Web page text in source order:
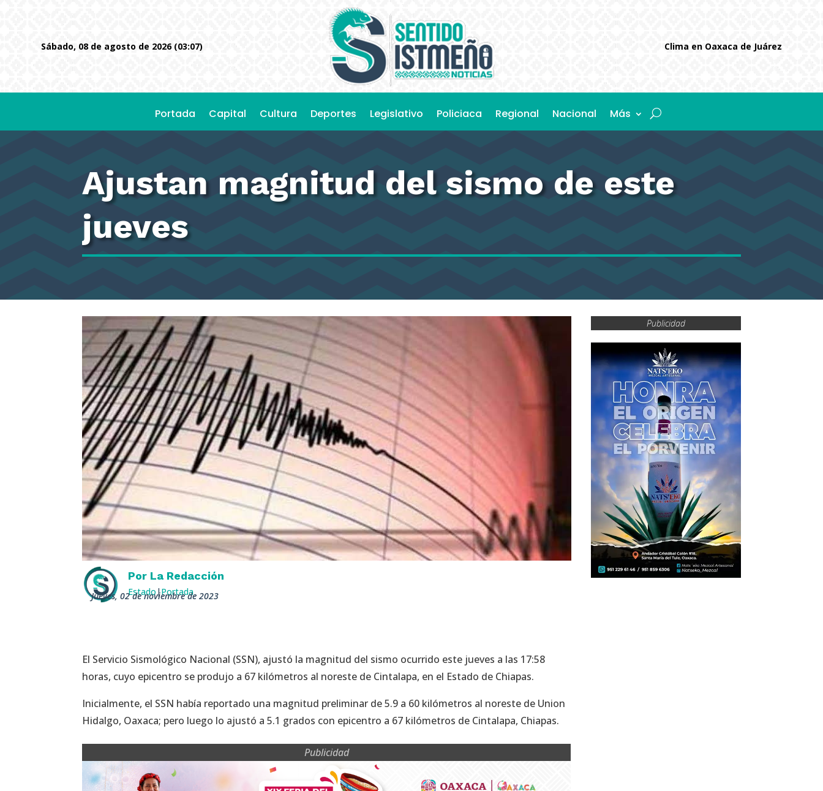
sábado, 08 de agosto de 2026 (03:07) Clima en Oaxaca de Juárez
Portada Capital Cultura Deportes Legislativo Policiaca Regional Nacional Más
Ajustan magnitud del sismo de este
jueves
Por La Redacción
Estado |Portada
jueves, 02 de noviembre de 2023
El Servicio Sismológico Nacional (SSN), ajustó la magnitud del sismo ocurrido este jueves a las 17:58
horas, cuyo epicentro se produjo a 67 kilómetros al noreste de Cintalapa, en el Estado de Chiapas.
Inicialmente, el SSN había reportado una magnitud preliminar de 5.9 a 60 kilómetros al noreste de Union
Hidalgo, Oaxaca; pero luego lo ajustó a 5.1 grados con epicentro a 67 kilómetros de Cintalapa, Chiapas.
Publicidad
Publicidad